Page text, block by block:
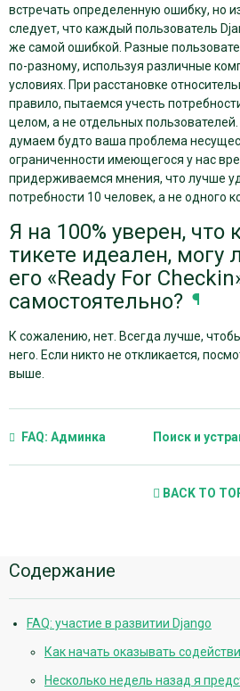
встречать определенную ошибку, но
следует, что каждый пользователь
же самой ошибкой. Разные
по-разному, используя различные
условиях. При расстановке
правило, пытаемся учесть
целом, а не отдельных
думаем будто ваша проблема
ограниченности имеющегося у нас
придерживаемся мнения, что лучше
потребности 10 человек, а не одного
Я на 100% уверен, что
тикете идеален, могу
его «Ready For
самостоятельно? ¶
К сожалению, нет. Всегда лучше,
него. Если никто не откликается,
выше.
FAQ: Админка Поиск и
BACK TO
Дополнительная
информация
Содержание
FAQ: участие в развитии Django
Как начать оказывать
Несколько недель назад я